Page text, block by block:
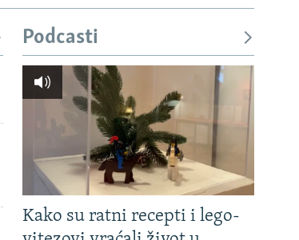
Podcasti
Kako su ratni recepti i lego-